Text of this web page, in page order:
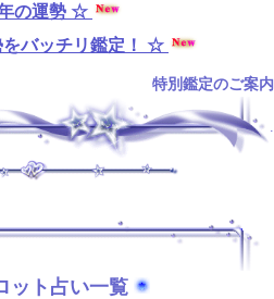
の運勢 ☆
バッチリ鑑定！ ☆
特別鑑定のご案内
ット占い一覧